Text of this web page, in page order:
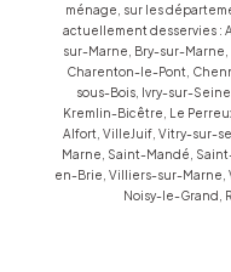
ménage, sur les
actuellement desservies :
sur-Marne, Bry-sur-
Charenton-le-Pont,
sous-Bois, Ivry-sur-
Kremlin-Bicêtre, Le
Alfort, VilleJuif, Vitry-sur-
Marne, Saint-Mandé,
en-Brie, Villiers-sur-Marne,
Noisy-le-Grand,